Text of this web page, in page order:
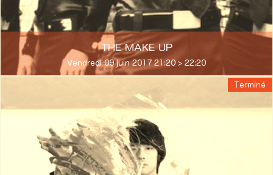
THE MAKE UP
Vendredi 09 juin 2017 21:20 > 22:20
Terminé